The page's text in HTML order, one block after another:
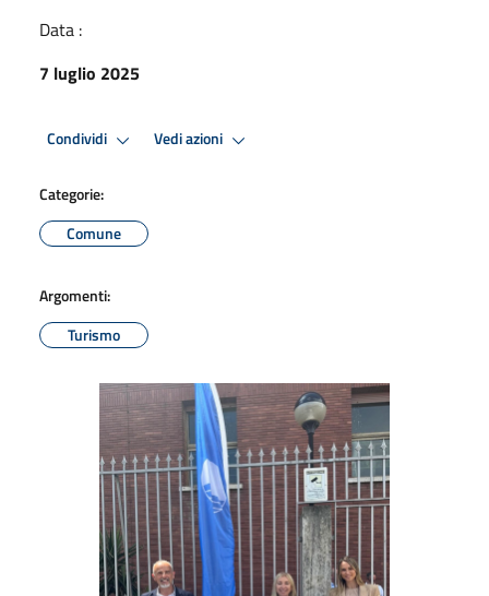
Data :
7 luglio 2025
Condividi Vedi azioni
Categorie:
Comune
Argomenti:
Turismo